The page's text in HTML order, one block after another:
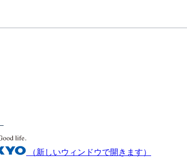
（新しいウィンドウで開きます）